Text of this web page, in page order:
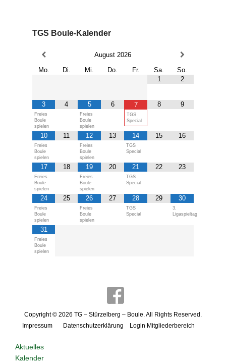
TGS Boule-Kalender
August 2026
Mo.
Di. Mi. Do. Fr. Sa.
So.
1
2
3
Freies
Boule
spielen
4 5
Freies
Boule
spielen
6 7
TGS
Special
8 9
10
Freies
Boule
spielen
11 12
Freies
Boule
spielen
13 14
TGS
Special
15 16
17
Freies
Boule
spielen
18 19
Freies
Boule
spielen
20 21
TGS
Special
22 23
24
Freies
Boule
spielen
25 26
Freies
Boule
spielen
27 28
TGS
Special
29 30
3.
Ligaspieltag
31
Freies
Boule
spielen
Copyright © 2026 TG – Stürzelberg – Boule. All Rights Reserved.
Impressum
Datenschutzerklärung Login Mitgliederbereich
Aktuelles
Kalender